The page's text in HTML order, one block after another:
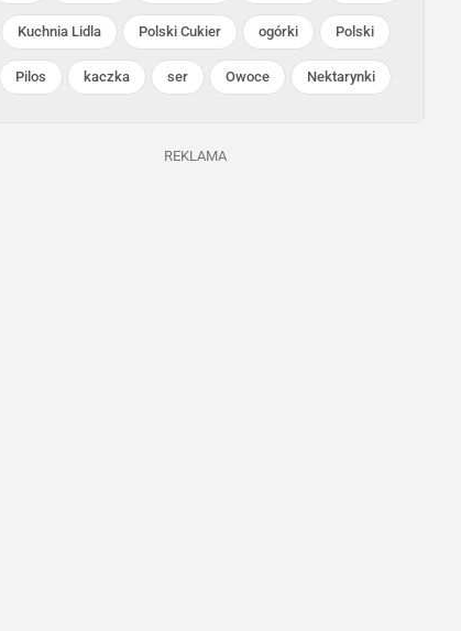
Kuchnia Lidla Polski Cukier ogórki Polski
Pilos kaczka ser Owoce Nektarynki
REKLAMA